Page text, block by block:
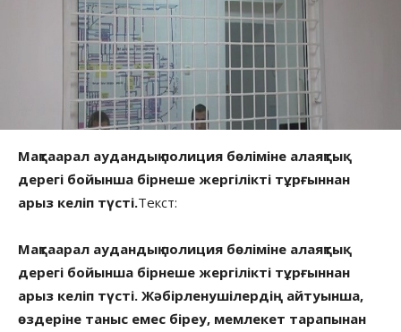
Мақтаарал аудандық полиция бөліміне алаяқтық
дерегі бойынша бірнеше жергілікті тұрғыннан
арыз келіп түсті.Текст:
Мақтаарал аудандық полиция бөліміне алаяқтық
дерегі бойынша бірнеше жергілікті тұрғыннан
арыз келіп түсті. Жәбірленушілердің айтуынша,
өздеріне таныс емес біреу, мемлекет тарапынан